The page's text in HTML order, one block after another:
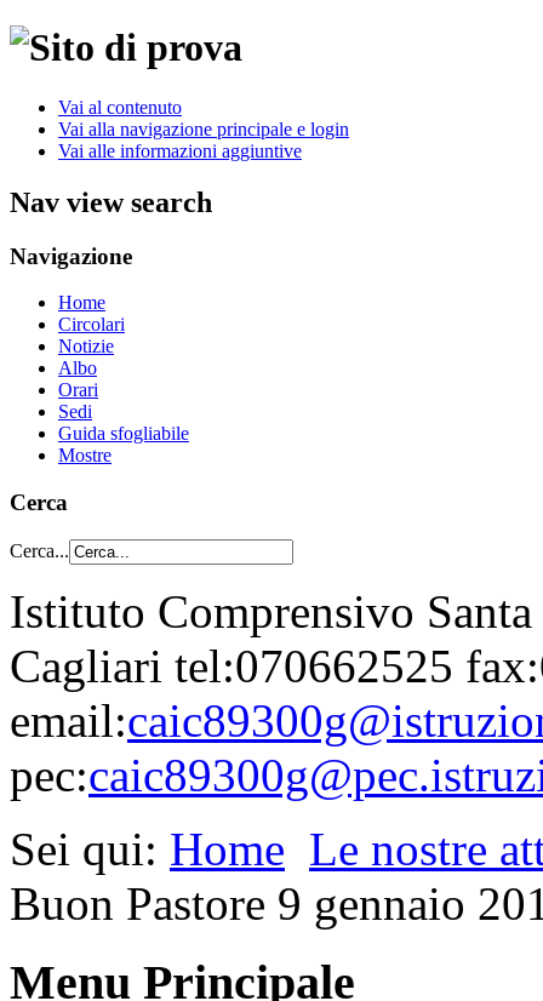
Vai al contenuto
Vai alla navigazione principale e login
Vai alle informazioni aggiuntive
Nav view search
Navigazione
Home
Circolari
Notizie
Albo
Orari
Sedi
Guida sfogliabile
Mostre
Cerca
Cerca...
Istituto Comprensivo
Cagliari tel:070662525
email:
pec:
Sei qui: Home Le nostre
Buon Pastore 9 gennaio
Menu Principale